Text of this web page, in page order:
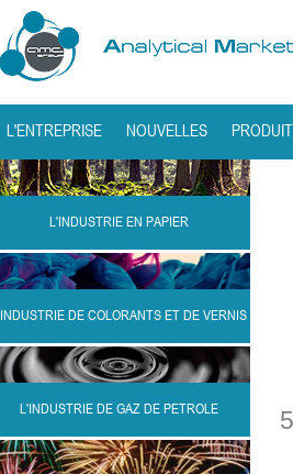
L'ENTREPRISE NOUVELLES
L'INDUSTRIE EN PAPIER
DE COLORANTS ET DE VERNIS
L'INDUSTRIE DE GAZ DE PETROLE